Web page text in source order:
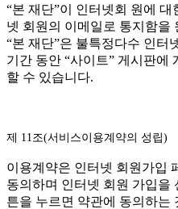
“본 재단”이 인터넷회 원에
넷 회원의 이메일로 통지함을
“본 재단”은 불특정다수 인터
기간 동안 “사이트” 게시판에
할 수 있습니다.
제 11조(서비스이용계약의 성립)
이용계약은 인터넷 회원가입
동의하며 인터넷 회원 가입을
튼을 누르면 약관에 동의하는